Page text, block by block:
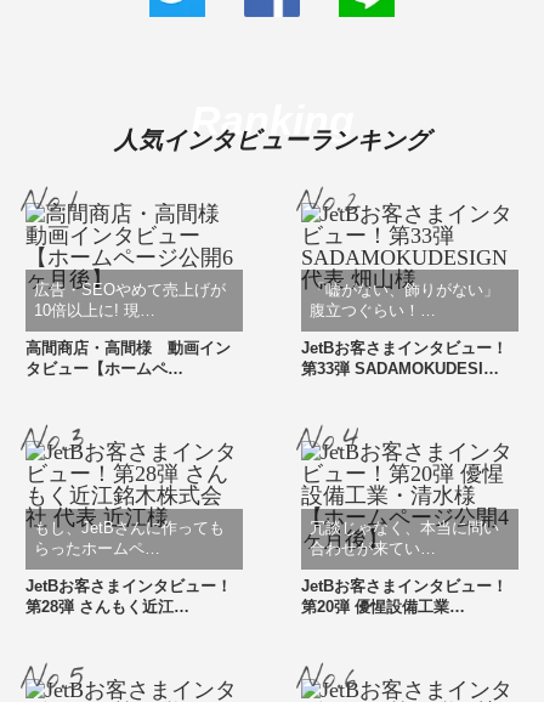
人気インタビューランキング
Ranking
広告・SEOやめて売上げが
10倍以上に! 現…
高間商店・高間様 動画イン
タビュー【ホームペ…
「嘘がない、飾りがない」
腹立つぐらい！…
JetBお客さまインタビュー！
第33弾 SADAMOKUDESI…
もし、JetBさんに作っても
らったホームペ…
JetBお客さまインタビュー！
第28弾 さんもく近江…
冗談じゃなく、本当に問い
合わせが来てい…
JetBお客さまインタビュー！
第20弾 優惺設備工業…